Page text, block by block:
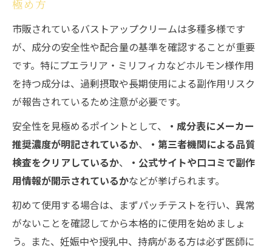
極め方
市販されているバストアップクリームは多種多様です
が、成分の安全性や配合量の基準を確認することが重要
です。特にプエラリア・ミリフィカなどホルモン様作用
を持つ成分は、過剰摂取や長期使用による副作用リスク
が報告されているため注意が必要です。
安全性を見極めるポイントとして、
・成分表にメーカー
推奨濃度が明記されているか、
・第三者機関による品質
検査をクリアしているか、
・公式サイトや口コミで副作
用情報が開示されているかなどが挙げられます。
初めて使用する場合は、まずパッチテストを行い、異常
がないことを確認してから本格的に使用を始めましょ
う。また、妊娠中や授乳中、持病がある方は必ず医師に